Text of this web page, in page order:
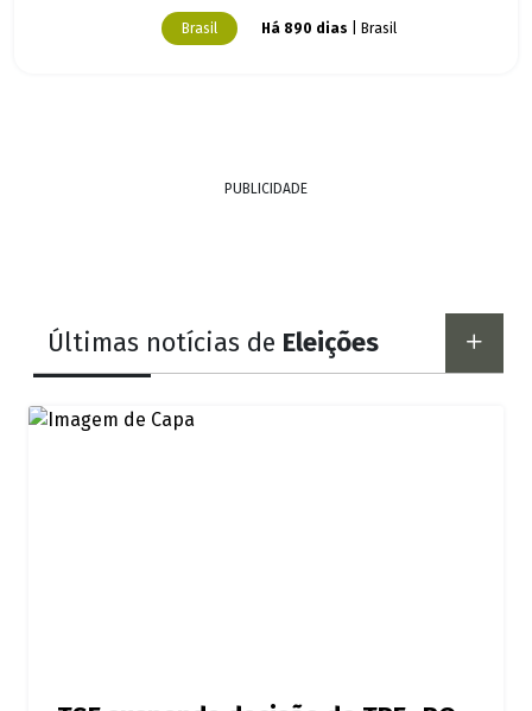
Brasil Há 890 dias | Brasil
PUBLICIDADE
Últimas notícias de Eleições